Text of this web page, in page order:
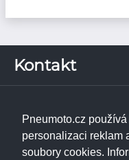
Pneumoto.cz
personalizaci reklam
soubory cookies.
Kontakt
373 67Borek u
IČ: 02531348
DIČ: CZ02531348
Praha
Janpet - pneuservis
Libušská 230/74
Servis a odběrné místo